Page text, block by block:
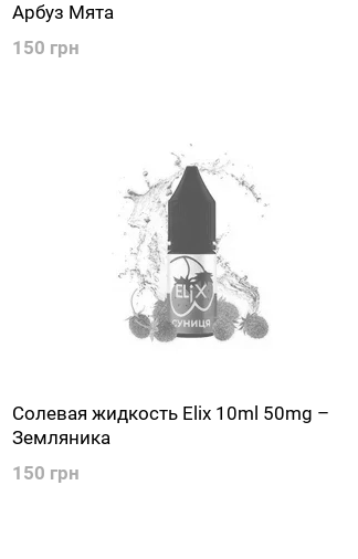
Арбуз Мята
150 грн
Солевая жидкость Elix 10ml 50mg –
Земляника
150 грн